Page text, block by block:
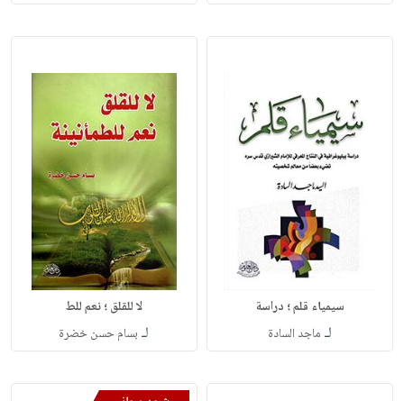
سيمياء قلم ؛ دراسة
لـ ماجد السادة
لا للقلق ؛ نعم للط
لـ بسام حسن خضرة